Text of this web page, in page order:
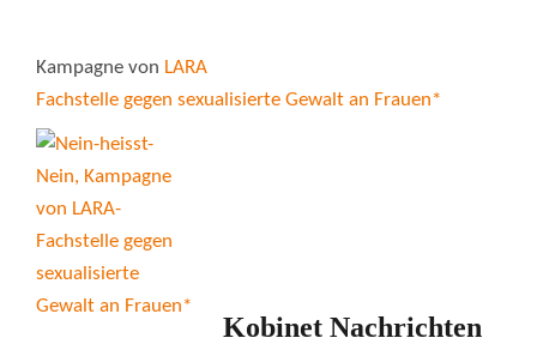
Kampagne von LARA
Fachstelle gegen sexualisierte Gewalt an Frauen*
Kobinet Nachrichten